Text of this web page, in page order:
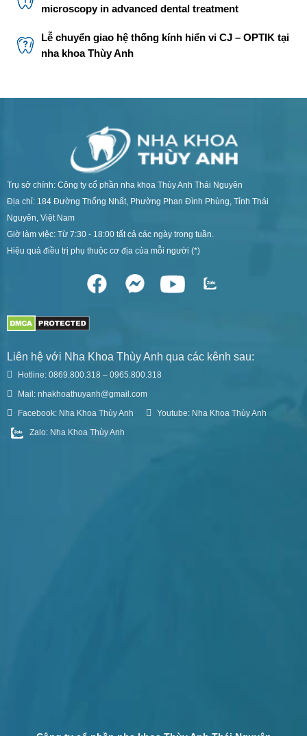
microscopy in advanced dental treatment
Lễ chuyển giao hệ thống kính hiển vi CJ – OPTIK tại
nha khoa Thùy Anh
Trụ sở chính: Công ty cổ phần nha khoa Thùy Anh Thái Nguyên
Địa chỉ: 184 Đường Thống Nhất, Phường Phan Đình Phùng, Tỉnh Thái
Nguyên, Việt Nam
Giờ làm việc: Từ 7:30 - 18:00 tất cả các ngày trong tuần.
Hiệu quả điều trị phụ thuộc cơ địa của mỗi người (*)
Liên hệ với Nha Khoa Thùy Anh qua các kênh sau:
Hotline: 0869.800.318 – 0965.800.318
Mail: nhakhoathuyanh@gmail.com
Facebook: Nha Khoa Thùy Anh
Youtube: Nha Khoa Thùy Anh
Zalo: Nha Khoa Thùy Anh